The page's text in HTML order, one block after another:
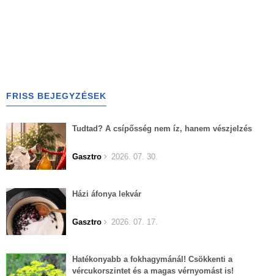
FRISS BEJEGYZÉSEK
Tudtad? A csípősség nem íz, hanem vészjelzés
Gasztro 2026. 07. 30.
Házi áfonya lekvár
Gasztro 2026. 07. 17.
Hatékonyabb a fokhagymánál! Csökkenti a
vércukorszintet és a magas vérnyomást is!